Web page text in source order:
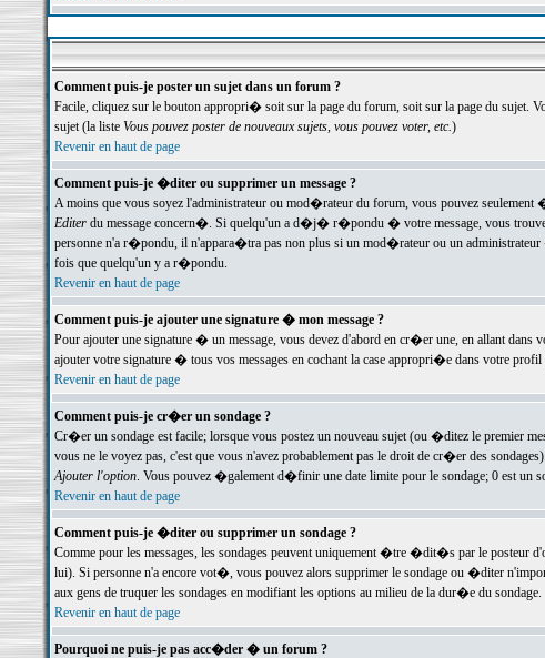
Comment puis-je poster un sujet dans un forum ?
Facile, cliquez sur le bouton appropri� soit sur la page du forum, soit sur la page du sujet.
sujet (la liste Vous pouvez poster de nouveaux sujets, vous pouvez voter, etc.)
Revenir en haut de page
Comment puis-je �diter ou supprimer un message ?
A moins que vous soyez l'administrateur ou mod�rateur du forum, vous pouvez
Editerdu message concern�. Si quelqu'un a d�j� r�pondu � votre message, vous
personne n'a r�pondu, il n'appara�tra pas non plus si un mod�rateur ou un
fois que quelqu'un y a r�pondu.
Revenir en haut de page
Comment puis-je ajouter une signature � mon message ?
Pour ajouter une signature � un message, vous devez d'abord en cr�er une, en allant
ajouter votre signature � tous vos messages en cochant la case appropri�e dans votre
Revenir en haut de page
Comment puis-je cr�er un sondage ?
Cr�er un sondage est facile; lorsque vous postez un nouveau sujet (ou �ditez le premier
vous ne le voyez pas, c'est que vous n'avez probablement pas le droit de cr�er des
Ajouter l'option. Vous pouvez �galement d�finir une date limite pour le sondage; 0 est un
Revenir en haut de page
Comment puis-je �diter ou supprimer un sondage ?
Comme pour les messages, les sondages peuvent uniquement �tre �dit�s par le posteur
lui). Si personne n'a encore vot�, vous pouvez alors supprimer le sondage ou �diter
aux gens de truquer les sondages en modifiant les options au milieu de la dur�e du sondage.
Revenir en haut de page
Pourquoi ne puis-je pas acc�der � un forum ?